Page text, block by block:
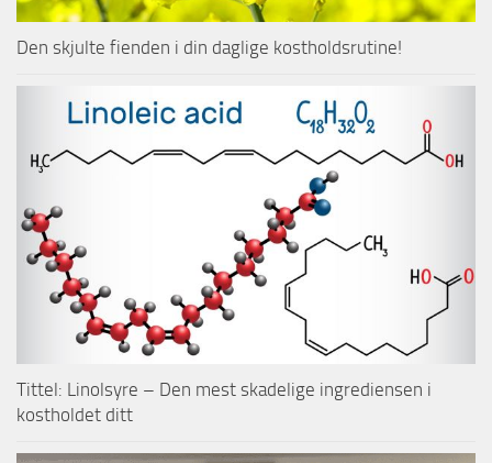
Den skjulte fienden i din daglige kostholdsrutine!
Tittel: Linolsyre – Den mest skadelige ingrediensen i
kostholdet ditt